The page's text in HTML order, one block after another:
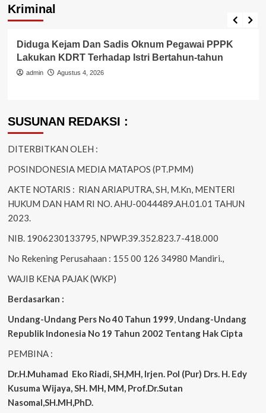
Kriminal
Berita Polisi
Diduga Kejam Dan Sadis Oknum Pegawai PPPK
Lakukan KDRT Terhadap Istri Bertahun-tahun
admin Agustus 4, 2026
SUSUNAN REDAKSI :
DITERBITKAN OLEH :
POSINDONESIA MEDIA MATAPOS (PT.PMM)
AKTE NOTARIS : RIAN ARIAPUTRA, SH, M.Kn, MENTERI
HUKUM DAN HAM RI NO. AHU-0044489.AH.01.01 TAHUN
2023.
NIB. 1906230133795, NPWP.39.352.823.7-418.000
No Rekening Perusahaan : 155 00 126 34980 Mandiri.,
WAJIB KENA PAJAK (WKP)
Berdasarkan :
Undang-Undang Pers No 40 Tahun 1999, Undang-Undang
Republik Indonesia No 19 Tahun 2002 Tentang Hak Cipta
PEMBINA :
Dr.H.Muhamad Eko Riadi, SH,MH, Irjen. Pol (Pur) Drs. H. Edy
Kusuma Wijaya, SH. MH, MM, Prof.Dr.Sutan
Nasomal,SH.MH,PhD.